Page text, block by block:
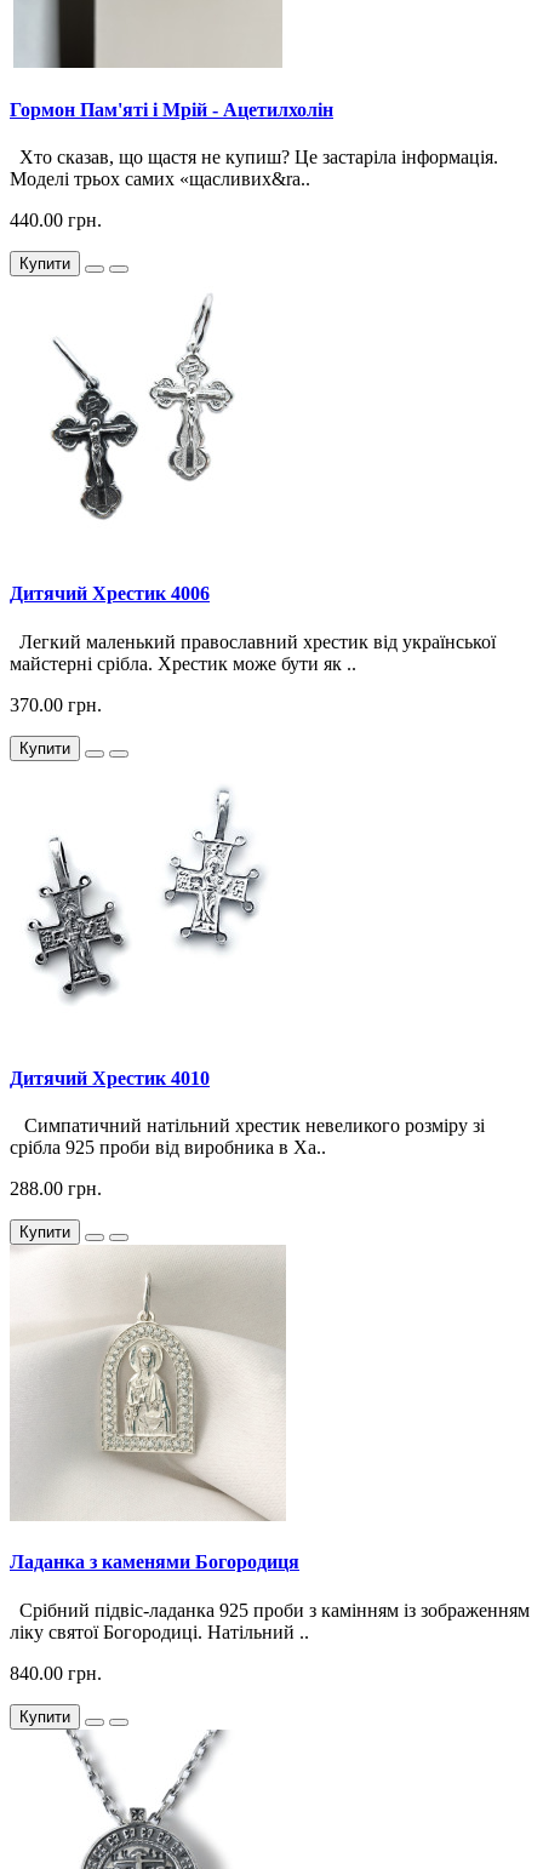
Гормон Пам'яті і Мрій - Ацетилхолін
Хто сказав, що щастя не купиш? Це застаріла інформація.
Моделі трьох самих «щасливих&ra..
440.00 грн.
Купити
Дитячий Хрестик 4006
Легкий маленький православний хрестик від української
майстерні срібла. Хрестик може бути як ..
370.00 грн.
Купити
Дитячий Хрестик 4010
Симпатичний натільний хрестик невеликого розміру зі
срібла 925 проби від виробника в Ха..
288.00 грн.
Купити
Ладанка з каменями Богородиця
Срібний підвіс-ладанка 925 проби з камінням із зображенням
ліку святої Богородиці. Натільний ..
840.00 грн.
Купити